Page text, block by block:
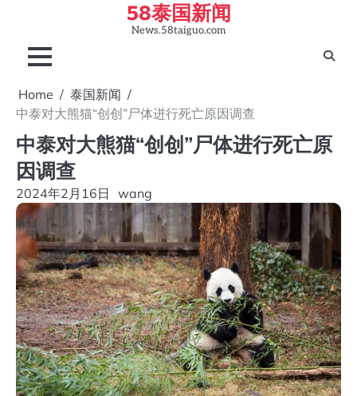
content
58泰国新闻
News.58taiguo.com
Home
泰国新闻
中泰对大熊猫“创创”尸体进行死亡原因调查
中泰对大熊猫“创创”尸体进行死亡原
因调查
2024年2月16日 wang